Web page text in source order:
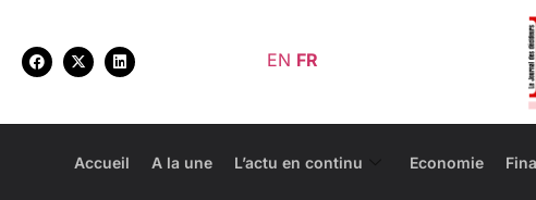
EN FR
Accueil A la une L’actu en continu Economie